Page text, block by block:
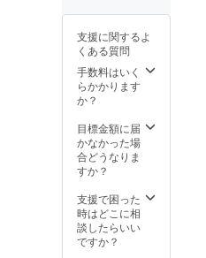
定期便
はお好
きな豆
を選べ
ます(詳
しくは
け時に
ご案内)
パッ
ケージ
に購入
者のお
名前以
外の文
い場合
は備考
欄に記
タカナ
で最大
10文字
程度) ※
オー
ダーメ
イドの
コー
ヒーを
一緒に
す！他
にもオ
ンライ
(5月中
旬の土
日お昼
開催予
い。
ドミル
トなの
で、自
分で豆
を挽く
しめま
す！ク
ラウド
グ限定
のマグ
カップ
に淹れ
支援に関するよ
くある質問
手数料はいく
らかかります
か？
目標金額に届
かなかった場
合どうなりま
すか？
支援で困った
時はどこに相
談したらいい
ですか？